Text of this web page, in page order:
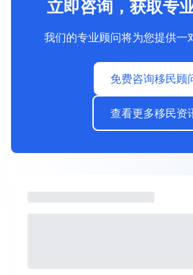
立即咨询，获取专
我们的专业顾问将为您提供一
免费咨询移民顾
查看更多移民资